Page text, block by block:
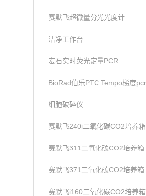
赛默飞超微量分光光度计
洁净工作台
宏石实时荧光定量PCR
BioRad伯乐PTC Tempo梯度pcr
细胞破碎仪
赛默飞240i二氧化碳CO2培养箱
赛默飞311二氧化碳CO2培养箱
赛默飞371二氧化碳CO2培养箱
赛默飞i160二氧化碳CO2培养箱